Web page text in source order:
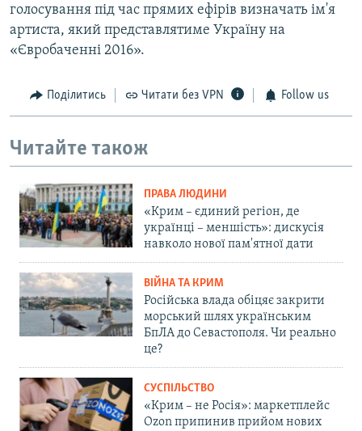
голосування під час прямих ефірів визначать ім'я
артиста, який представлятиме Україну на
«Євробаченні 2016».
Поділитись Читати без VPN Follow us
Читайте також
ПРАВА ЛЮДИНИ
«Крим – єдиний регіон, де
українці – меншість»: дискусія
навколо нової пам'ятної дати
ВІЙНА ТА КРИМ
Російська влада обіцяє закрити
морський шлях українським
БпЛА до Севастополя. Чи реально
це?
СУСПІЛЬСТВО
«Крим – не Росія»: маркетплейс
Ozon припинив прийом нових